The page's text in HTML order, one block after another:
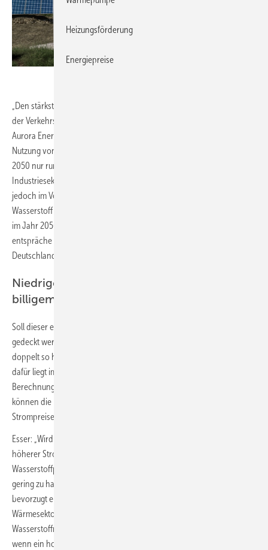
„Den stärksten Einfluss auf die Bedarfs- und Preisprognosen haben
der Verkehrs- und der Wärmebereich“, sagt Alexander Esser von
Aurora Energy Research. „Wird hier weitestgehend auf die direkte
Nutzung von Strom statt Wasserstoff gesetzt, brauchen wir im Jahr
2050 nur rund 150 TWh Wasserstoff. Der geht dann vor allem in den
Industriesektor, etwa die Stahl-, Zement- und Chemieindustrie. Kommt
jedoch im Verkehr und für die Wärmeerzeugung in großem Stil
Wasserstoff [direkt oder veredelt] zum Einsatz, könnte die Nachfrage
im Jahr 2050 mit 500 TWh mehr als dreimal so hoch sein.“ Das
entspräche rund der Hälfte der aktuellen Erdgasnachfrage in
Deutschland.
Niedrigerer Bedarf erlaubt Nutzung von
billigem Strom
Soll dieser erhöhte Bedarf ausschließlich mit grünem Wasserstoff
gedeckt werden, lägen die Kosten pro MWh im Jahr 2040 mehr als
doppelt so hoch wie beim niedrigen Bedarf von 150 TWh. Der Grund
dafür liegt im hohen Strombedarf der Elektrolyse, wie die
Berechnungen der Aurora-Experten zeigen: Bei niedriger Nachfrage
können die Elektrolyseure anteilig viel häufiger die niedrigen
Strompreise in Phasen von viel Sonne und Wind nutzen.
Esser: „Wird dagegen mehr Wasserstoff benötigt, muss auch zu Zeiten
höherer Strompreise Wasserstoff produziert werden, was die
Wasserstoffpreise erhöht. Um die Kosten von grünem Wasserstoff
gering zu halten, sollten somit Sektoren, in denen das möglich ist,
bevorzugt elektrifiziert werden, allen voran der Verkehrs- und der
Wärmesektor.“ Andernfalls wäre die künftige hohe
Wasserstoffnachfrage nur dann zu akzeptablen Kosten zu decken,
wenn ein hoher Anteil von blauem Wasserstoff (aus Erdgas mit CO
Heizungsförderung
Energiepreise